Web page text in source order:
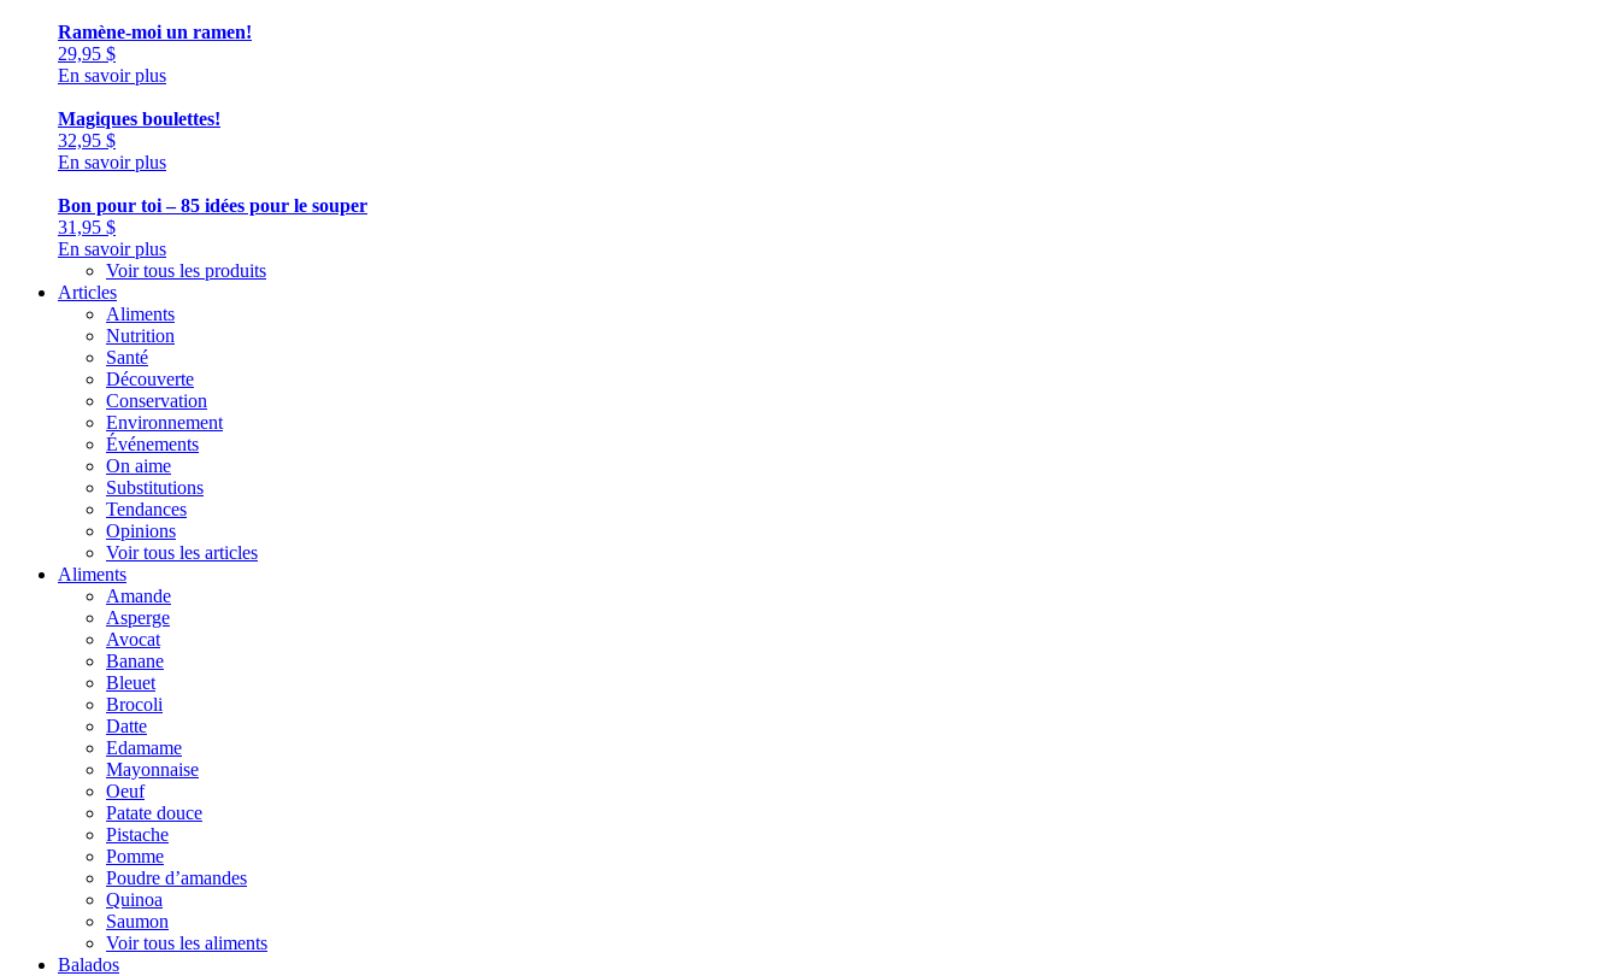
Ramène-moi un ramen!
29,95 $
En savoir plus
Magiques boulettes!
32,95 $
En savoir plus
Bon pour toi – 85 idées pour le souper
31,95 $
En savoir plus
Voir tous les produits
Articles
Aliments
Nutrition
Santé
Découverte
Conservation
Environnement
Événements
On aime
Substitutions
Tendances
Opinions
Voir tous les articles
Aliments
Amande
Asperge
Avocat
Banane
Bleuet
Brocoli
Datte
Edamame
Mayonnaise
Oeuf
Patate douce
Pistache
Pomme
Poudre d’amandes
Quinoa
Saumon
Voir tous les aliments
Balados